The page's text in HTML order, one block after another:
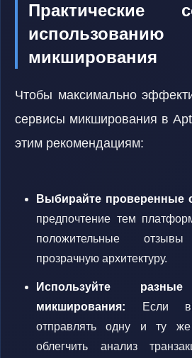
Практические
микширования
Чтобы максимально
сервисы микширования в
этим рекомендациям:
Выбирайте проверенные
предпочтение тем
положительные
прозрачную архитектуру.
Используйте
микширования: Если вы
отправлять одну и ту
облегчить анализ